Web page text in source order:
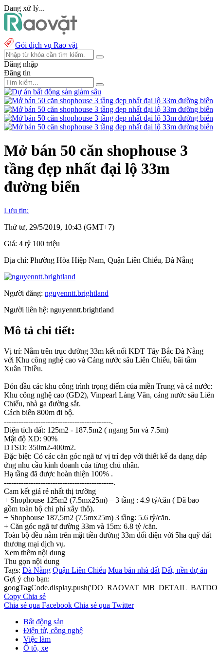
Đang xử lý...
Gói dịch vụ Rao vặt
Đăng nhập
Đăng tin
Mở bán 50 căn shophouse 3
tầng đẹp nhất đại lộ 33m
đường biển
Lưu tin:
Thứ tư, 29/5/2019, 10:43 (GMT+7)
Giá: 4 tỷ 100 triệu
Địa chỉ: Phường Hòa Hiệp Nam, Quận Liên Chiểu, Đà Nẵng
Người đăng: nguyenntt.brightland
Người liên hệ: nguyenntt.brightland
Mô tả chi tiết:
Vị trí: Nằm trên trục đường 33m kết nối KĐT Tây Bắc Đà Nẵng
với Khu công nghệ cao và Cảng nước sâu Liên Chiểu, bãi tắm
Xuân Thiều.
Đón đầu các khu công trình trọng điểm của miền Trung và cả nước:
Khu công nghệ cao (GĐ2), Vinpearl Làng Vân, cảng nước sâu Liên
Chiểu, nhà ga đường sắt.
Cách biển 800m đi bộ.
--------------------------------------------.
Diện tích đất: 125m2 - 187.5m2 ( ngang 5m và 7.5m)
Mật độ XD: 90%
DTSD: 350m2-400m2.
Đặc biệt: Có các căn góc ngã tư vị trí đẹp với thiết kế đa dạng dáp
ứng nhu cầu kinh doanh của từng chủ nhân.
Hạ tầng đã được hoàn thiện 100% .
---------------------------------------------.
Cam kết giá rẻ nhất thị trường
+ Shophouse 125m2 (7.5mx25m) – 3 tầng : 4.9 tỷ/căn ( Đã bao
gồm toàn bộ chi phí xây thô).
+ Shophouse 187,5m2 (7.5mx25m) 3 tầng: 5.6 tỷ/căn.
+ Căn góc ngã tư đường 33m và 15m: 6.8 tỷ /căn.
Toàn bộ đều nằm trên mặt tiền đường 33m đối diện với 5ha quỹ đất
thương mại dịch vụ.
Xem thêm nội dung
Thu gọn nội dung
Tags: Đà Nẵng Quận Liên Chiểu Mua bán nhà đất Đất, nền dự án
Gợi ý cho bạn:
Copy Chia sẻ
Chia sẻ qua Facebook Chia sẻ qua Twitter
Bất động sản
Điện tử, công nghệ
Việc làm
Ô tô, xe